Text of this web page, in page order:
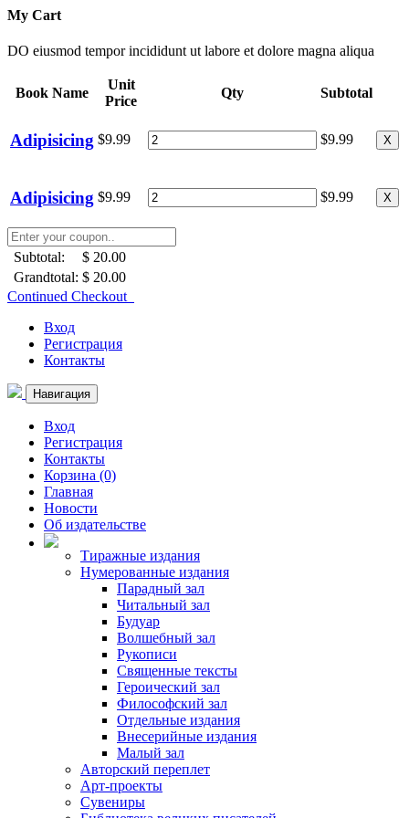
My Cart
DO eiusmod tempor incididunt ut labore et dolore magna aliqua
Book Name
Unit
Price
Qty Subtotal
Adipisicing $9.99 $9.99 X
Adipisicing $9.99 $9.99 X
Subtotal:
$ 20.00
Grandtotal: $ 20.00
Continued Checkout
Вход
Регистрация
Контакты
Навигация
Вход
Регистрация
Контакты
Корзина (0)
Главная
Новости
Об издательстве
Тиражные издания
Нумерованные издания
Парадный зал
Читальный зал
Будуар
Волшебный зал
Рукописи
Священные тексты
Героический зал
Философский зал
Отдельные издания
Внесерийные издания
Малый зал
Авторский переплет
Арт-проекты
Сувениры